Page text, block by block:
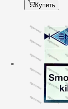
Купить